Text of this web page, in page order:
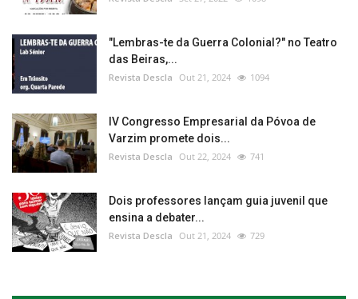
"Lembras-te da Guerra Colonial?" no Teatro
das Beiras,...
Revista Descla Out 21, 2024 1094
IV Congresso Empresarial da Póvoa de
Varzim promete dois...
Revista Descla Out 22, 2024 741
Dois professores lançam guia juvenil que
ensina a debater...
Revista Descla Out 21, 2024 729